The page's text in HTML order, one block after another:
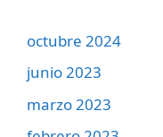
octubre 2024
junio 2023
marzo 2023